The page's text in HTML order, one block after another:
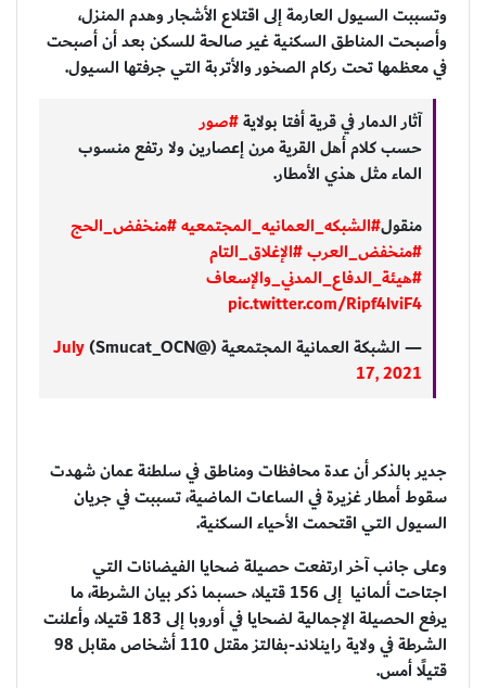
وتسببت السيول العارمة إلى اقتلاع الأشجار وهدم المنزل،
وأصبحت المناطق السكنية غير صالحة للسكن بعد أن أصبحت
في معظمها تحت ركام الصخور والأتربة التي جرفتها السيول.
آثار الدمار في قرية أفتا بولاية#صور
حسب كلام أهل القرية مرن إعصارين ولا رتفع منسوب
الماء مثل هذي الأمطار.
منقول#الشبكه_العمانيه_المجتمعيه#منخفض_الحج
#منخفض_العرب#الإغلاق_التام
#هيئة_الدفاع_المدني_والإسعاف
pic.twitter.com/Ripf4lviF4
— الشبكة العمانية المجتمعية (@Smucat_OCN)
July
17, 2021
جدير بالذكر أن عدة محافظات ومناطق في سلطنة عمان شهدت
سقوط أمطار غزيرة في الساعات الماضية، تسببت في جريان
السيول التي اقتحمت الأحياء السكنية.
وعلى جانب آخر ارتفعت حصيلة ضحايا الفيضانات التي
اجتاحت ألمانيا إلى 156 قتيلا، حسبما ذكر بيان الشرطة، ما
يرفع الحصيلة الإجمالية لضحايا في أوروبا إلى 183 قتيلا، وأعلنت
الشرطة في ولاية راينلاند-بفالتز مقتل 110 أشخاص مقابل 98
قتيلًا أمس.